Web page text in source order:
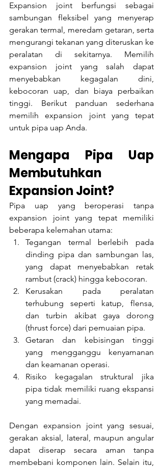
Expansion joint berfungsi sebagai
sambungan fleksibel yang menyerap
gerakan termal, meredam getaran, serta
mengurangi tekanan yang diteruskan ke
peralatan di sekitarnya. Memilih
expansion joint yang salah dapat
menyebabkan kegagalan dini,
kebocoran uap, dan biaya perbaikan
tinggi. Berikut panduan sederhana
memilih expansion joint yang tepat
untuk pipa uap Anda.
Mengapa Pipa Uap
Membutuhkan
Expansion Joint?
Pipa uap yang beroperasi tanpa
expansion joint yang tepat memiliki
beberapa kelemahan utama:
Tegangan termal berlebih pada
dinding pipa dan sambungan las,
yang dapat menyebabkan retak
rambut (crack) hingga kebocoran.
Kerusakan pada peralatan
terhubung seperti katup, flensa,
dan turbin akibat gaya dorong
(thrust force) dari pemuaian pipa.
Getaran dan kebisingan tinggi
yang mengganggu kenyamanan
dan keamanan operasi.
Risiko kegagalan struktural jika
pipa tidak memiliki ruang ekspansi
yang memadai.
Dengan expansion joint yang sesuai,
gerakan aksial, lateral, maupun angular
dapat diserap secara aman tanpa
membebani komponen lain. Selain itu,